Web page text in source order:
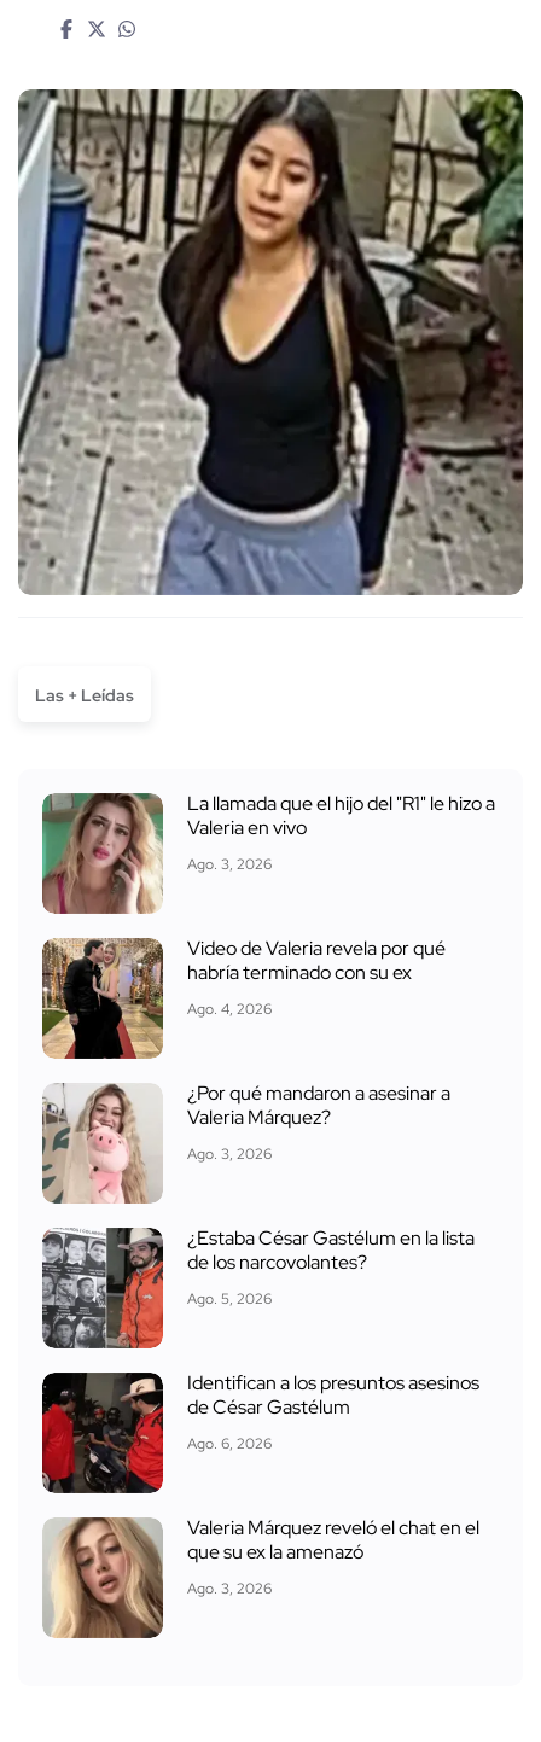
Las + Leídas
La llamada que el hijo del "R1" le hizo a
Valeria en vivo
Ago. 3, 2026
Video de Valeria revela por qué
habría terminado con su ex
Ago. 4, 2026
¿Por qué mandaron a asesinar a
Valeria Márquez?
Ago. 3, 2026
¿Estaba César Gastélum en la lista
de los narcovolantes?
Ago. 5, 2026
Identifican a los presuntos asesinos
de César Gastélum
Ago. 6, 2026
Valeria Márquez reveló el chat en el
que su ex la amenazó
Ago. 3, 2026